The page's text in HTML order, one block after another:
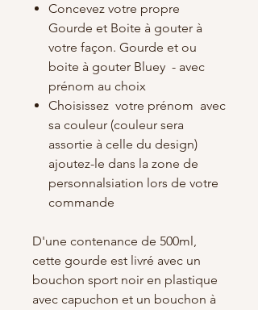
Concevez votre propre
Gourde et Boite à gouter à
votre façon. Gourde et ou
boite à gouter Bluey - avec
prénom au choix
Choisissez votre prénom avec
sa couleur (couleur sera
assortie à celle du design)
ajoutez-le dans la zone de
personnalsiation lors de votre
commande
D'une contenance de 500ml,
cette gourde est livré avec un
bouchon sport noir en plastique
avec capuchon et un bouchon à